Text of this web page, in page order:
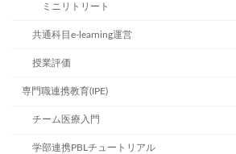
ミニリトリート
共通科目e-learning運営
授業評価
専門職連携教育(IPE)
チーム医療入門
学部連携PBLチュートリアル